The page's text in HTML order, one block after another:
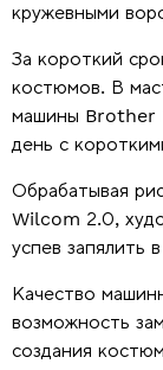
кружевными
За короткий
костюмов. В
машины Brother
день с
Обрабатывая
Wilcom 2.0,
успев запялить
Качество
возможность
создания